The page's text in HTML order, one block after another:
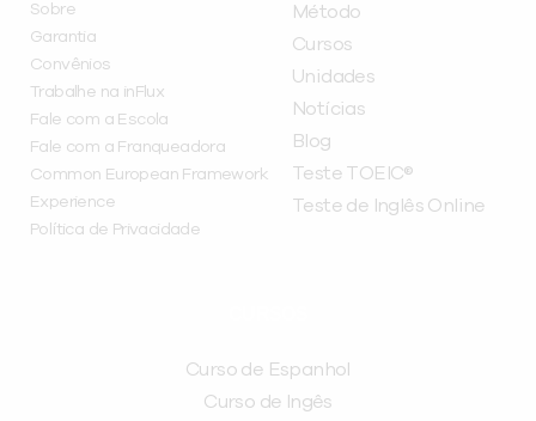
Sobre
Garantia
Convênios
Trabalhe na inFlux
Fale com a Escola
Fale com a Franqueadora
Common European Framework
Experience
Política de Privacidade
Método
Cursos
Unidades
Notícias
Blog
Teste TOEIC®
Teste de Inglês Online
Curso de Espanhol
Curso de Ingês